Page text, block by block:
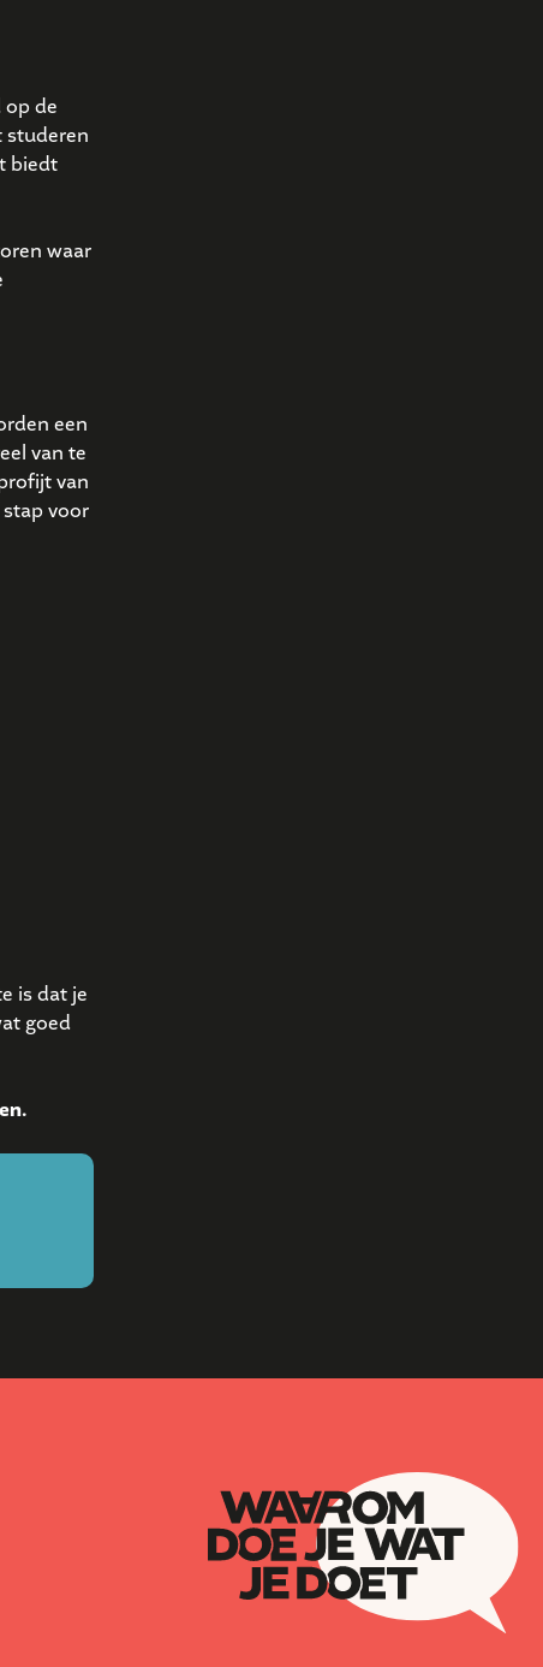
de
studeren
biedt
waar
een
van te
van
voor
is dat je
goed